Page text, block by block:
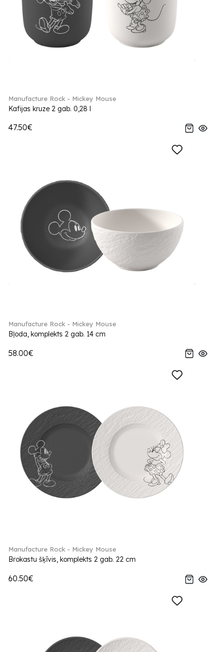
Manufacture Rock - Mickey Mouse
Kafijas kruze 2 gab. 0,28 l
47.50€
Manufacture Rock - Mickey Mouse
Bļoda, komplekts 2 gab. 14 cm
58.00€
Manufacture Rock - Mickey Mouse
Brokastu šķīvis, komplekts 2 gab. 22 cm
60.50€